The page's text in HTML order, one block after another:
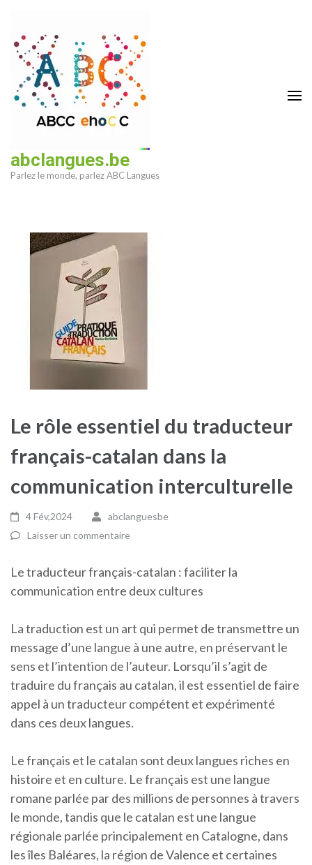
contenu
(Pressez
Entrée)
abclangues.be
Parlez le monde, parlez ABC Langues
Le rôle essentiel du traducteur
français-catalan dans la
communication interculturelle
4 Fév,2024
abclanguesbe
Laisser un commentaire
Le traducteur français-catalan : faciliter la
communication entre deux cultures
La traduction est un art qui permet de transmettre un
message d’une langue à une autre, en préservant le
sens et l’intention de l’auteur. Lorsqu’il s’agit de
traduire du français au catalan, il est essentiel de faire
appel à un traducteur compétent et expérimenté
dans ces deux langues.
Le français et le catalan sont deux langues riches en
histoire et en culture. Le français est une langue
romane parlée par des millions de personnes à travers
le monde, tandis que le catalan est une langue
régionale parlée principalement en Catalogne, dans
les îles Baléares, la région de Valence et certaines